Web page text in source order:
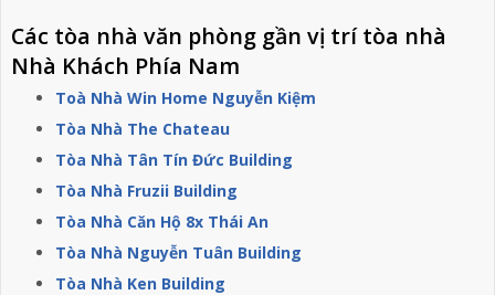
Các tòa nhà văn phòng gần vị trí tòa nhà
Nhà Khách Phía Nam
Toà Nhà Win Home Nguyễn Kiệm
Tòa Nhà The Chateau
Tòa Nhà Tân Tín Đức Building
Tòa Nhà Fruzii Building
Tòa Nhà Căn Hộ 8x Thái An
Tòa Nhà Nguyễn Tuân Building
Tòa Nhà Ken Building